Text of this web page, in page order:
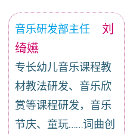
音乐研发部主任
刘
绮嬿
专长幼儿音乐课程教
材教法研发、音乐欣
赏等课程研发，音乐
节庆、童玩……词曲创